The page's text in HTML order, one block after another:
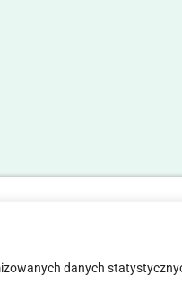
danych